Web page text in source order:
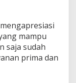
mampu
saja sudah
prima dan